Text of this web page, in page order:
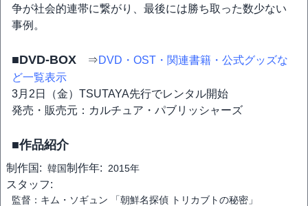
争が社会的連帯に繋がり、最後には勝ち取った数少ない
事例。
■DVD-BOX ⇒DVD・OST・関連書籍・公式グッズな
ど一覧表示
3月2日（金）TSUTAYA先行でレンタル開始
発売・販売元：カルチュア・パブリッシャーズ
■作品紹介
制作国: 韓国制作年: 2015年
スタッフ:
監督：キム・ソギュン 「朝鮮名探偵 トリカブトの秘密」